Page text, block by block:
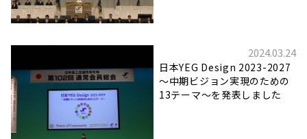
2024.03.24
日本YEG Design 2023-2027
〜中期ビジョン実現のための
13テーマ〜を発表しました